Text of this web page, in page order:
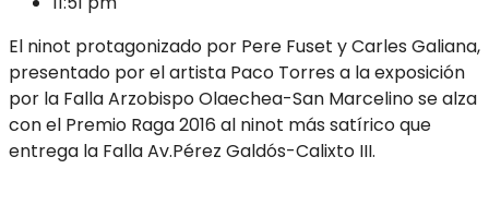
El ninot protagonizado por Pere Fuset y Carles Galiana,
presentado por el artista Paco Torres a la exposición
por la Falla Arzobispo Olaechea-San Marcelino se alza
con el Premio Raga 2016 al ninot más satírico que
entrega la Falla Av.Pérez Galdós-Calixto III.